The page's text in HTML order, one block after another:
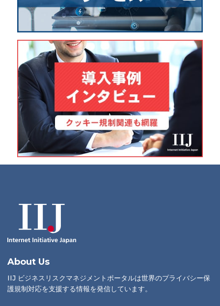
About Us
IIJ ビジネスリスクマネジメントポータルは世界のプライバシー保
護規制対応を支援する情報を発信しています。